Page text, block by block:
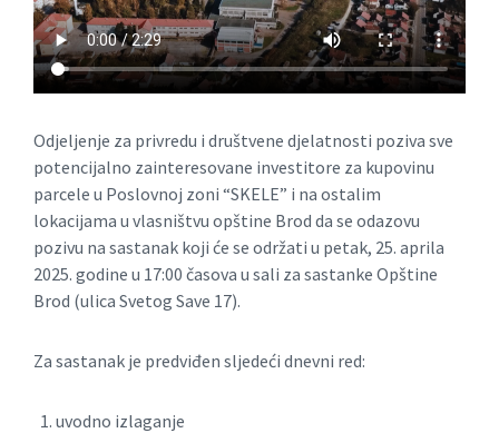
Odjeljenje za privredu i društvene djelatnosti poziva sve
potencijalno zainteresovane investitore za kupovinu
parcele u Poslovnoj zoni “SKELE” i na ostalim
lokacijama u vlasništvu opštine Brod da se odazovu
pozivu na sastanak koji će se održati u petak, 25. aprila
2025. godine u 17:00 časova u sali za sastanke Opštine
Brod (ulica Svetog Save 17).
Za sastanak je predviđen sljedeći dnevni red:
uvodno izlaganje